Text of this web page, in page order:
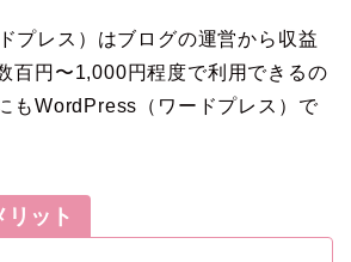
プレス）はブログの運営から収益
百円〜1,000円程度で利用できるの
もWordPress（ワードプレス）で
ット